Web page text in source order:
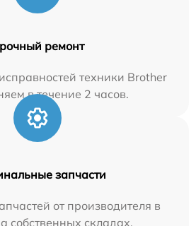
ремонт
техники Brother
в течение 2 часов.
запчасти
от производителя в
собственных складах.